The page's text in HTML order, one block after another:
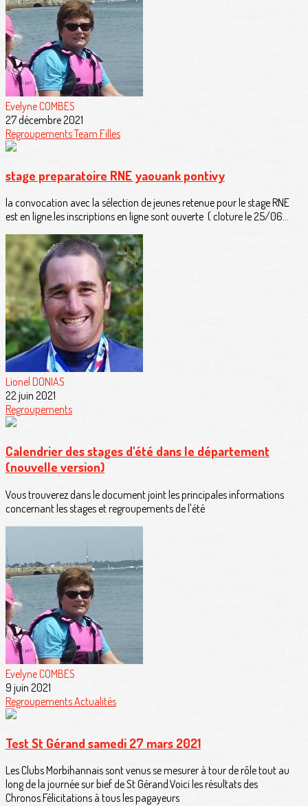
Evelyne COMBES
27 décembre 2021
RegroupementsTeam Filles
stage preparatoire RNE yaouank pontivy
la convocation avec la sélection de jeunes retenue pour le stage RNE
est en ligne.les inscriptions en ligne sont ouverte ( cloture le 25/06...
Lionel DONIAS
22 juin 2021
Regroupements
Calendrier des stages d'été dans le département
(nouvelle version)
Vous trouverez dans le document joint les principales informations
concernant les stages et regroupements de l'été
Evelyne COMBES
9 juin 2021
RegroupementsActualités
Test St Gérand samedi 27 mars 2021
Les Clubs Morbihannais sont venus se mesurer à tour de rôle tout au
long de la journée sur bief de St Gérand.Voici les résultats des
Chronos.Félicitations à tous les pagayeurs